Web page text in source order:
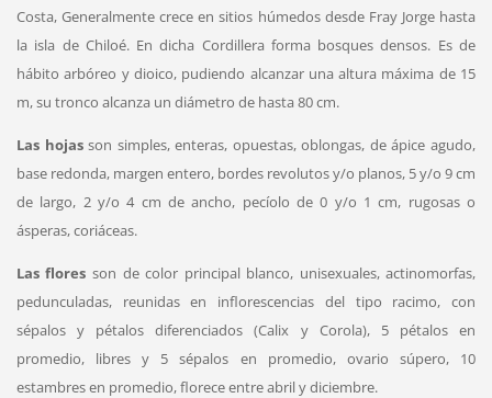
Costa, Generalmente crece en sitios húmedos desde Fray Jorge hasta
la isla de Chiloé. En dicha Cordillera forma bosques densos. Es de
hábito arbóreo y dioico, pudiendo alcanzar una altura máxima de 15
m, su tronco alcanza un diámetro de hasta 80 cm.
Las hojasson simples, enteras, opuestas, oblongas, de ápice agudo,
base redonda, margen entero, bordes revolutos y/o planos, 5 y/o 9 cm
de largo, 2 y/o 4 cm de ancho, pecíolo de 0 y/o 1 cm, rugosas o
ásperas, coriáceas.
Las flores son de color principal blanco, unisexuales, actinomorfas,
pedunculadas, reunidas en inflorescencias del tipo racimo, con
sépalos y pétalos diferenciados (Calix y Corola), 5 pétalos en
promedio, libres y 5 sépalos en promedio, ovario súpero, 10
estambres en promedio, florece entre abril y diciembre.